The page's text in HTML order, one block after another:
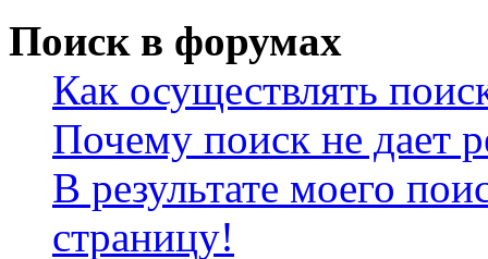
Поиск в форумах
Как осуществлять
Почему поиск не дает
В результате моего
страницу!